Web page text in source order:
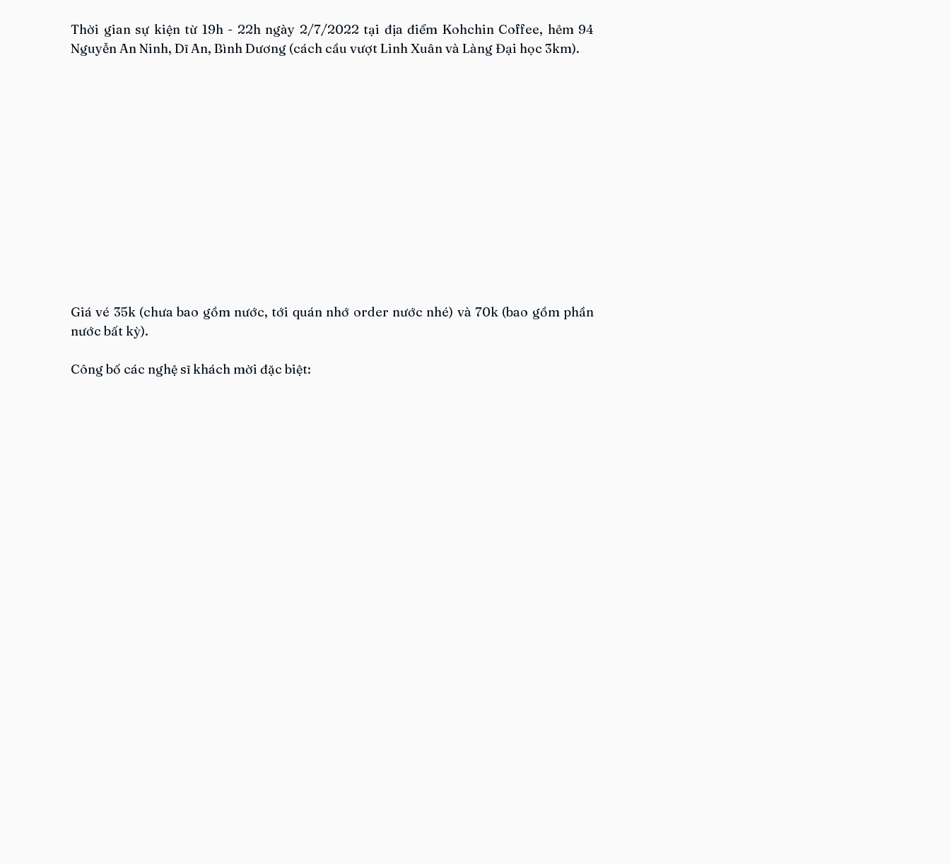
Thời gian sự kiện từ 19h - 22h ngày 2/7/2022 tại địa điểm Kohchin Coffee, hẻm 94
Nguyễn An Ninh, Dĩ An, Bình Dương (cách cầu vượt Linh Xuân và Làng Đại học 3km).
Giá vé 35k (chưa bao gồm nước, tới quán nhớ order nước nhé) và 70k (bao gồm phần
nước bất kỳ).
Công bố các nghệ sĩ khách mời đặc biệt: